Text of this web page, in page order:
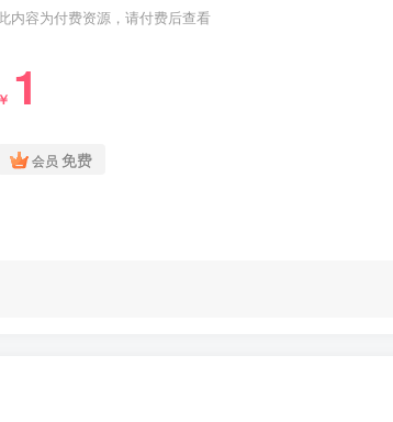
内容为付费资源，请付费后查看
￥ 1
会员 免费